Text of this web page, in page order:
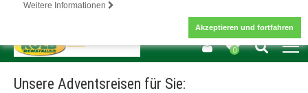
Weitere Informationen
Akzeptieren und fortfahren
0
Unsere Adventsreisen für Sie: